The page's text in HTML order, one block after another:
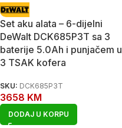
Set aku alata – 6-dijelni
DeWalt DCK685P3T sa 3
baterije 5.0Ah i punjačem u
3 TSAK kofera
SKU: DCK685P3T
3658 KM
DODAJ U KORPU